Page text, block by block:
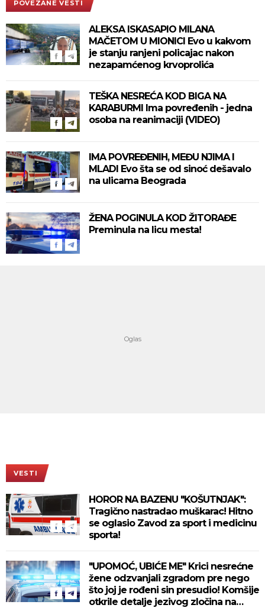
POVEZANE VESTI
ALEKSA ISKASAPIO MILANA
MAČETOM U MIONICI Evo u kakvom
je stanju ranjeni policajac nakon
nezapamćenog krvoprolića
TEŠKA NESREĆA KOD BIGA NA
KARABURMI Ima povređenih - jedna
osoba na reanimaciji (VIDEO)
IMA POVREĐENIH, MEĐU NJIMA I
MLADI Evo šta se od sinoć dešavalo
na ulicama Beograda
ŽENA POGINULA KOD ŽITORAĐE
Preminula na licu mesta!
VESTI
HOROR NA BAZENU "KOŠUTNJAK":
Tragično nastradao muškarac! Hitno
se oglasio Zavod za sport i medicinu
sporta!
"UPOMOĆ, UBIĆE ME" Krici nesrećne
žene odzvanjali zgradom pre nego
što joj je rođeni sin presudio! Komšije
otkrile detalje jezivog zločina na